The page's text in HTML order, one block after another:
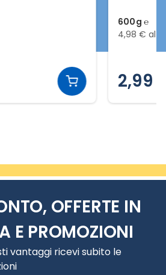
600g ℮
4,98 € al
2,99
OFFERTE IN
E PROMOZIONI
vantaggi ricevi subito le